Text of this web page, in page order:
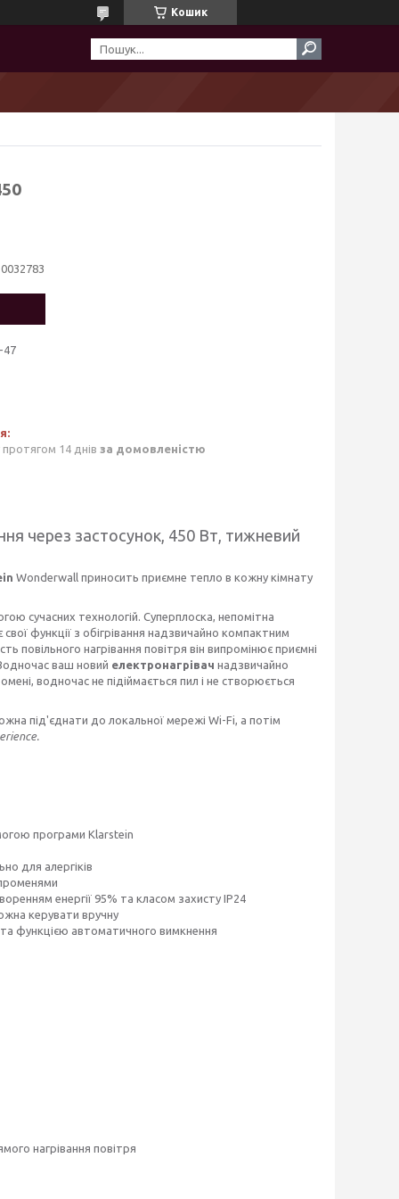
Кошик
47
14 днів за домовленістю
через застосунок, 450 Вт, тижневий
Wonderwall приносить приємне тепло в кожну кімнату
сучасних технологій. Суперплоска, непомітна
функції з обігрівання надзвичайно компактним
повільного нагрівання повітря він випромінює приємні
ваш новий електронагрівач надзвичайно
водночас не підіймається пил і не створюється
під'єднати до локальної мережі Wi-Fi, а потім
програми Klarstein
для алергіків
енергії 95% та класом захисту IP24
керувати вручну
функцією автоматичного вимкнення
нагрівання повітря